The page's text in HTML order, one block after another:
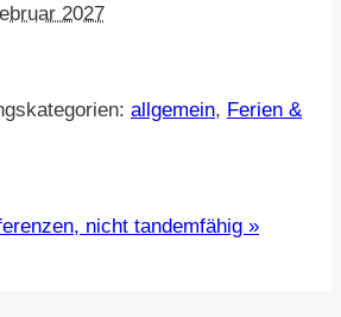
2027
allgemein, Ferien &
nicht tandemfähig »